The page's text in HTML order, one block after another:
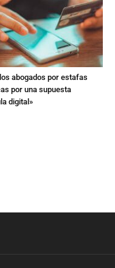
abogados por estafas
por una supuesta
digital»